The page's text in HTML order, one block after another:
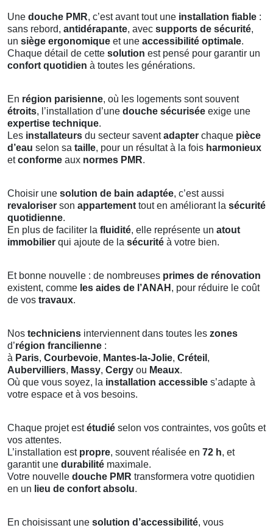
Une douche PMR, c’est avant tout une installation fiable :
sans rebord, antidérapante, avec supports de sécurité,
un siège ergonomique et une accessibilité optimale.
Chaque détail de cette solution est pensé pour garantir un
confort quotidien à toutes les générations.
En région parisienne, où les logements sont souvent
étroits, l’installation d’une douche sécurisée exige une
expertise technique.
Les installateurs du secteur saventadapter chaque pièce
d’eau selon sa taille, pour un résultat à la fois harmonieux
etconforme aux normes PMR.
Choisir une solution de bain adaptée, c’est aussi
revaloriser son appartement tout en améliorant la sécurité
quotidienne.
En plus de faciliter la fluidité, elle représente un atout
immobilier qui ajoute de la sécurité à votre bien.
Et bonne nouvelle : de nombreuses primes de rénovation
existent, comme les aides de l’ANAH , pour réduire le coût
de vos travaux.
Nos techniciens interviennent dans toutes les zones
d’région francilienne :
à Paris, Courbevoie, Mantes-la-Jolie, Créteil ,
Aubervilliers, Massy, Cergy ou Meaux.
Où que vous soyez, la installation accessible s’adapte à
votre espace et à vos besoins.
Chaque projet estétudié selon vos contraintes, vos goûts et
vos attentes.
L’installation est propre, souvent réalisée en 72 h, et
garantit une durabilité maximale.
Votre nouvelle douche PMR transformera votre quotidien
en un lieu de confort absolu.
En choisissant une solution d’accessibilité, vous